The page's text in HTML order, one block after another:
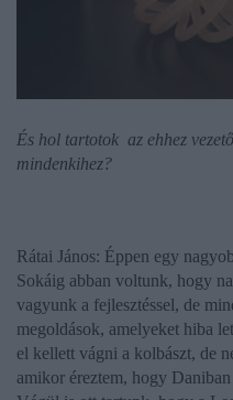
És hol tartotok az ehhez
mindenkihez?
Rátai János: Éppen egy
Sokáig abban voltunk, hogy
vagyunk a fejlesztéssel, de
megoldások, amelyeket hiba
el kellett vágni a kolbászt, de
amikor éreztem, hogy